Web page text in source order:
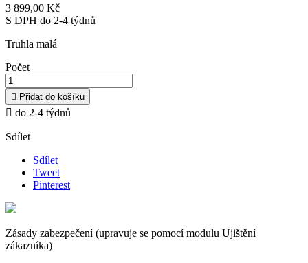
3 899,00 Kč
S DPH do 2-4 týdnů
Truhla malá
Počet
 Přidat do košíku
 do 2-4 týdnů
Sdílet
Sdílet
Tweet
Pinterest
Zásady zabezpečení (upravuje se pomocí modulu Ujištění
zákazníka)